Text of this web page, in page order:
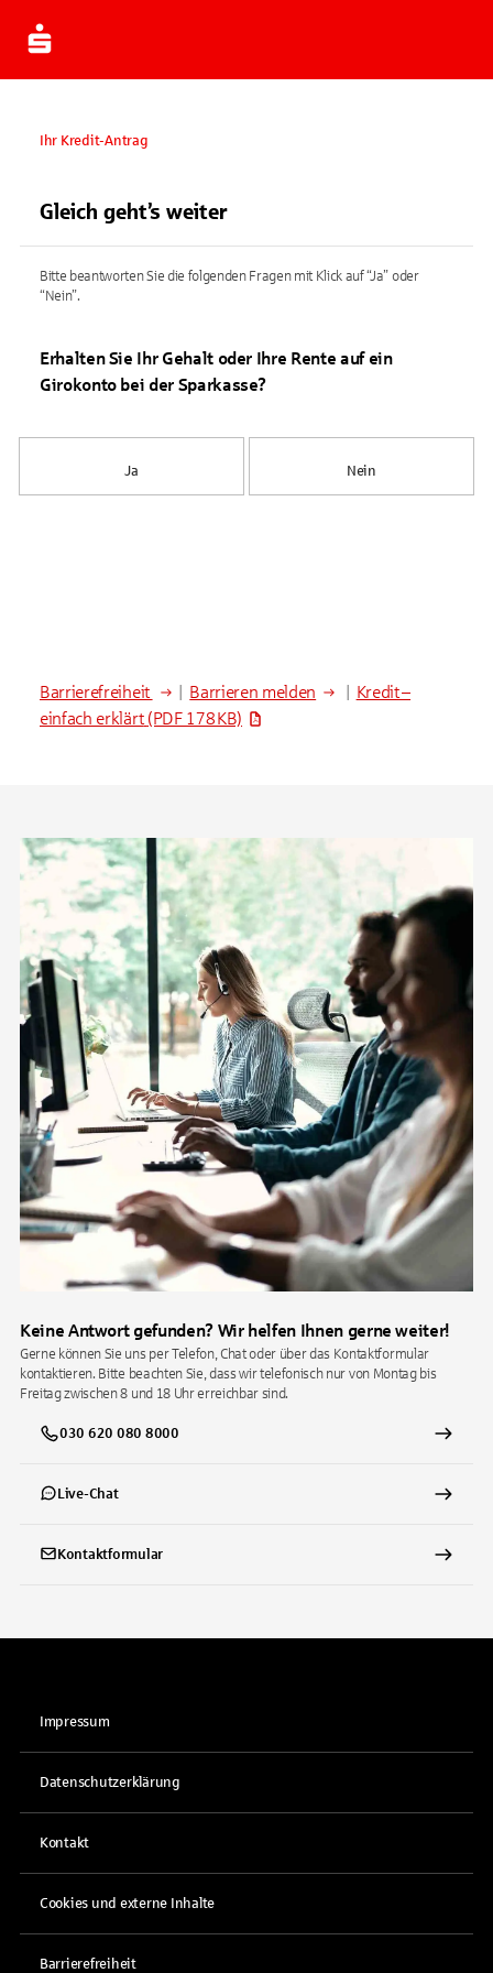
Ihr Kredit-Antrag
Gleich geht’s weiter
Bitte beantworten Sie die folgenden Fragen mit Klick auf “Ja” oder
“Nein”.
Erhalten Sie Ihr Gehalt oder Ihre Rente auf ein
Girokonto bei der Sparkasse?
Ja Nein
Barrierefreiheit Barrieren melden
Kredit –
einfach erklärt (PDF 178 KB)
Keine Antwort gefunden? Wir helfen Ihnen gerne weiter!
Gerne können Sie uns per Telefon, Chat oder über das Kontaktformular
kontaktieren. Bitte beachten Sie, dass wir telefonisch nur von Montag bis
Freitag zwischen 8 und 18 Uhr erreichbar sind.
030 620 080 8000
Live-Chat
Kontaktformular
Impressum
Datenschutzerklärung
Kontakt
Cookies und externe Inhalte
Barrierefreiheit